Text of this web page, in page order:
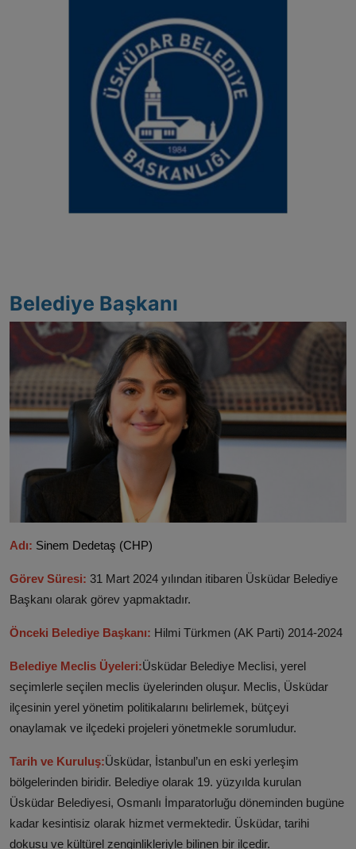
Belediye Başkanı
Adı: Sinem Dedetaş (CHP)
Görev Süresi: 31 Mart 2024 yılından itibaren Üsküdar Belediye
Başkanı olarak görev yapmaktadır.
Önceki Belediye Başkanı: Hilmi Türkmen (AK Parti) 2014-2024
Belediye Meclis Üyeleri:Üsküdar Belediye Meclisi, yerel
seçimlerle seçilen meclis üyelerinden oluşur. Meclis, Üsküdar
ilçesinin yerel yönetim politikalarını belirlemek, bütçeyi
onaylamak ve ilçedeki projeleri yönetmekle sorumludur.
Tarih ve Kuruluş:Üsküdar, İstanbul’un en eski yerleşim
bölgelerinden biridir. Belediye olarak 19. yüzyılda kurulan
Üsküdar Belediyesi, Osmanlı İmparatorluğu döneminden bugüne
kadar kesintisiz olarak hizmet vermektedir. Üsküdar, tarihi
dokusu ve kültürel zenginlikleriyle bilinen bir ilçedir.